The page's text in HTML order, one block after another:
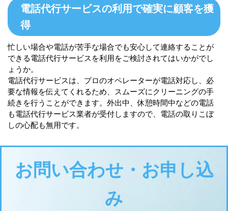
電話代行サービスの利用で確実に顧客を獲
得
忙しい場合や電話が苦手な場合でも安心して連絡することが
できる電話代行サービスを利用をご検討されてはいかがでし
ょうか。
電話代行サービスは、プロのオペレーターが電話対応し、必
要な情報を伝えてくれるため、スムーズにクリーニングの手
続きを行うことができます。外出中、休憩時間中などの電話
も電話代行サービス業者が受付しますので、電話の取りこぼ
しの心配も無用です。
お問い合わせ・お申し込
み